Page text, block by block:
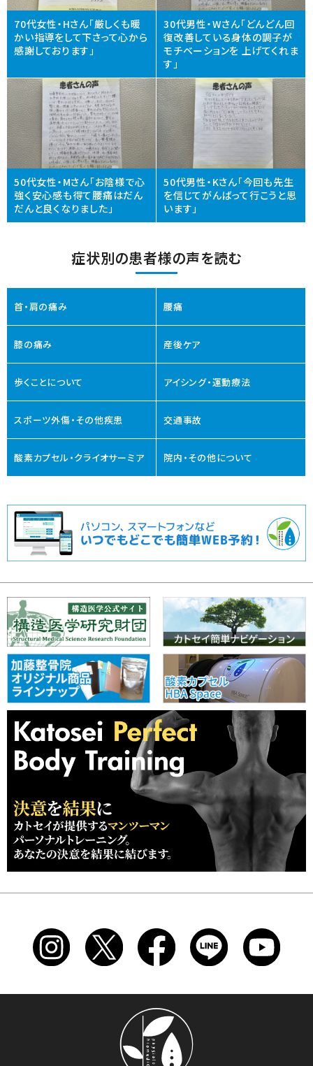
70代女性・Hさん「厳しくも暖
かい指導をして下さって心から
感謝しております」
30代男性・Wさん「どんどん回
復改善している身体の調子が
モチベーションを 上げてくれま
す」
50代女性・Mさん「お陰様で心
強く安心感も得て腰痛はだん
だんと良くなりました」
50代男性・Kさん「今回も先生
を信じてがんばって行こうと思
います」
症状別の患者様の声を読む
首・肩の痛み 腰痛
膝の痛み 産後ケア
歩くことについて アイシング・運動療法
スポーツ外傷・その他疾患 交通事故
酸素カプセル・クライオサーミア 院内・その他について